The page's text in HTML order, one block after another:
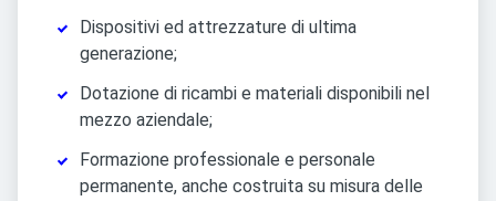
Dispositivi ed attrezzature di ultima
generazione;
Dotazione di ricambi e materiali disponibili nel
mezzo aziendale;
Formazione professionale e personale
permanente, anche costruita su misura delle